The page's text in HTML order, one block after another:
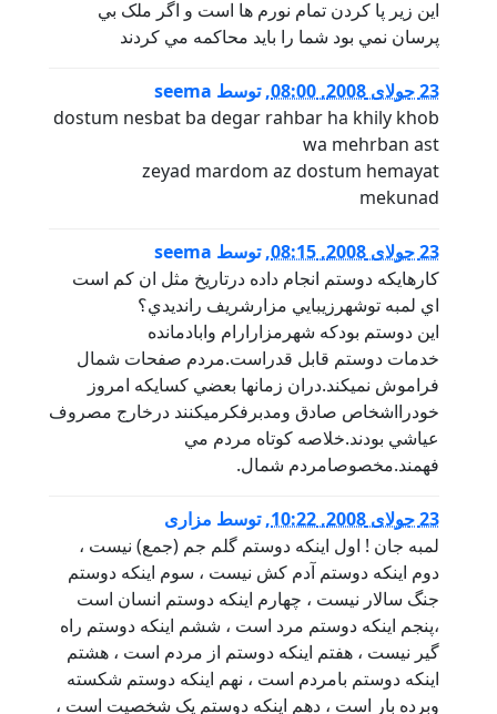
اين زير پا کردن تمام نورم ها است و اگر ملک بي
پرسان نمي بود شما را بايد محاکمه مي کردند
23 جولای 2008, 08:00 ,توسط seema
dostum nesbat ba degar rahbar ha khily khob
wa mehrban ast
zeyad mardom az dostum hemayat
mekunad
23 جولای 2008, 08:15 ,توسط seema
كارهايكه دوستم انجام داده درتاريخ مثل ان كم است
اي لمبه توشهرزيبايي مزارشريف رانديدي؟
اين دوستم بودكه شهرمزارارام وابادمانده
خدمات دوستم قابل قدراست.مردم صفحات شمال
فراموش نميكند.دران زمانها بعضي كسايكه امروز
خودرااشخاص صادق ومدبرفكرميكنند درخارج مصروف
عياشي بودند.خلاصه كوتاه مردم مي
فهمند.مخصوصامردم شمال.
23 جولای 2008, 10:22 ,توسط مزاری
لمبه جان ! اول اینکه دوستم گلم جم (جمع) نیست ،
دوم اینکه دوستم آدم کش نیست ، سوم اینکه دوستم
جنگ سالار نیست ، چهارم اینکه دوستم انسان است
،پنجم اینکه دوستم مرد است ، ششم اینکه دوستم راه
گیر نیست ، هفتم اینکه دوستم از مردم است ، هشتم
اینکه دوستم بامردم است ، نهم اینکه دوستم شکسته
وبرده بار است ، دهم اینکه دوستم یک شخصیت است ،